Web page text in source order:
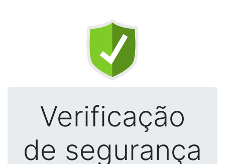
Verificação
de segurança